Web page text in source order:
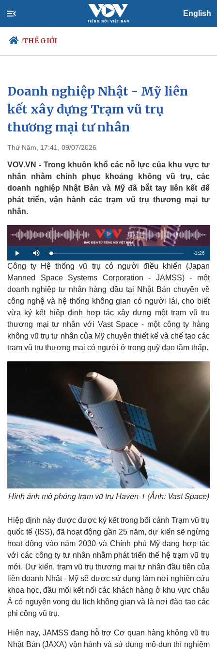
English
/THẾ GIỚI
Chính trị
Đảng
Tổ chức nhân sự
Quốc hội
Nhận diện sự thật
Xã hội
Tin 24h
Dự báo thời tiết
Giáo dục
Doanh nghiệp Nhật - Mỹ liên
kết xây dựng Trạm vũ trụ
thương mại tư nhân
Thứ Năm, 17:41, 09/07/2026
VOV.VN - Trong khuôn khổ các nỗ lực của khu vực tư
nhân nhằm chinh phục khoảng không vũ trụ, các
doanh nghiệp Nhật Bản và Mỹ đã bắt tay liên kết để
phát triển, vận hành các trạm vũ trụ thương mại tư
nhân.
P
l
a
y
M
u
L
o
a
d
d
4
.
7
4
%
R
e
i
n
-1:26
Công ty Hệ thống vũ trụ có người điều khiển (Japan
Manned Space Systems Corporation - JAMSS) - một
doanh nghiệp tư nhân hàng đầu tại Nhật Bản chuyên về
công nghệ và hệ thống không gian có người lái, cho biết
vừa ký kết hiệp định hợp tác xây dựng một trạm vũ trụ
thương mại tư nhân với Vast Space - một công ty hàng
không vũ trụ tư nhân của Mỹ chuyên thiết kế và chế tạo các
trạm vũ trụ thương mại có người ở trong quỹ đạo tầm thấp.
Hình ảnh mô phỏng trạm vũ trụ Haven-1 (Ảnh: Vast Space)
Hiệp định này được được ký kết trong bối cảnh Trạm vũ trụ
quốc tế (ISS), đã hoạt động gần 25 năm, dự kiến sẽ ngừng
hoạt động vào năm 2030 và Chính phủ Mỹ đang hợp tác
với các công ty tư nhân nhằm phát triển thế hệ trạm vũ trụ
mới. Dự kiến, trạm vũ trụ thương mại tư nhân đầu tiên của
liên doanh Nhật - Mỹ sẽ được sử dụng làm nơi nghiên cứu
khoa học, đầu mối kết nối các khách hàng ở khu vực châu
Á có nguyện vọng du lịch không gian và là nơi đào tạo các
phi công vũ trụ.
Hiện nay, JAMSS đang hỗ trợ Cơ quan hàng không vũ trụ
Nhật Bản (JAXA) vận hành và sử dụng mô-đun thí nghiệm